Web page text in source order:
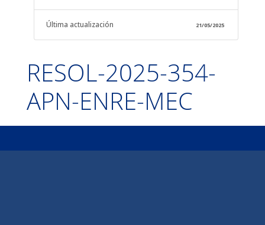
Última actualización 21/05/2025
RESOL-2025-354-
APN-ENRE-MEC